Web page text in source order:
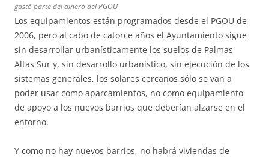
gastó parte del dinero del PGOU
Los equipamientos están programados desde el PGOU de
2006, pero al cabo de catorce años el Ayuntamiento sigue
sin desarrollar urbanísticamente los suelos de Palmas
Altas Sur y, sin desarrollo urbanístico, sin ejecución de los
sistemas generales, los solares cercanos sólo se van a
poder usar como aparcamientos, no como equipamiento
de apoyo a los nuevos barrios que deberían alzarse en el
entorno.
Y como no hay nuevos barrios, no habrá viviendas de